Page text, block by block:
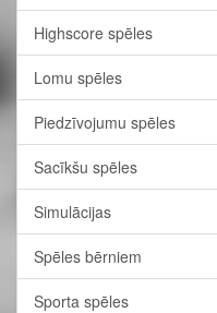
Highscore spēles
Lomu spēles
Piedzīvojumu spēles
Sacīkšu spēles
Simulācijas
Spēles bērniem
Sporta spēles